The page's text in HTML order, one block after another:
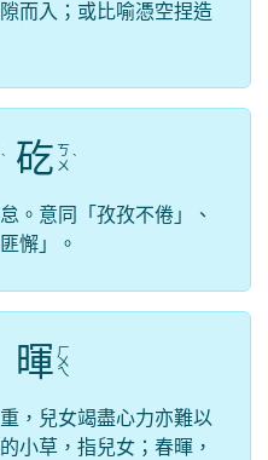
而入；或比喻憑空捏造
ˋ 矻 ㄎ
ㄨ ˋ
。意同「孜孜不倦」、
懈」。
暉 ㄏ
ㄨ
ㄟ
，兒女竭盡心力亦難以
小草，指兒女；春暉，